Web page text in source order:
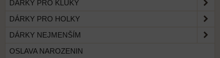
DÁRKY PRO KLUKY
DÁRKY PRO HOLKY
DÁRKY NEJMENŠÍM
OSLAVA NAROZENIN